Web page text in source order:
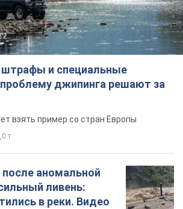
и специальные
джипинга решают за
взять пример со стран Европы
т.
аномальной
ливень:
в реки. Видео